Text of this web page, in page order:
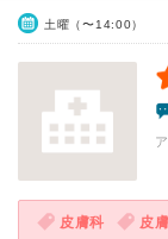
土曜（〜14:00）
皮膚科 皮